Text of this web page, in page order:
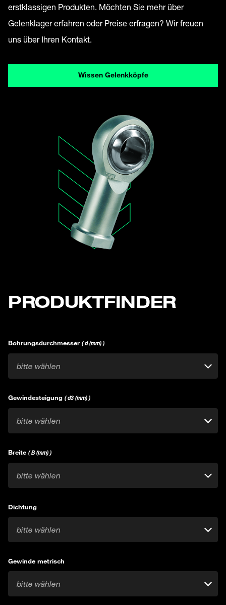
erstklassigen Produkten. Möchten Sie mehr über
Gelenklager erfahren oder Preise erfragen? Wir freuen
uns über Ihren Kontakt.
Wissen Gelenkköpfe
PRODUKTFINDER
Bohrungsdurchmesser ( d (mm) )
bitte wählen
Gewindesteigung ( d3 (mm) )
bitte wählen
Breite ( B (mm) )
bitte wählen
Dichtung
bitte wählen
Gewinde metrisch
bitte wählen